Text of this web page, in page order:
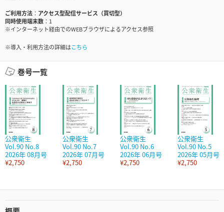
ご利用方法
アクセス型配信サービス（買切型）
同時使用端末数
1
※インターネット経由でのWEBブラウザによるアクセス参照
※導入・利用方法の詳細はこちら
巻号一覧
公衆衛生
Vol.90 No.8
2026年 08月号
¥2,750
公衆衛生
Vol.90 No.7
2026年 07月号
¥2,750
公衆衛生
Vol.90 No.6
2026年 06月号
¥2,750
公衆衛生
Vol.90 No.5
2026年 05月号
¥2,750